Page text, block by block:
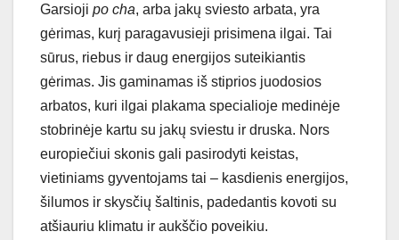
Garsioji po cha, arba jakų sviesto arbata, yra
gėrimas, kurį paragavusieji prisimena ilgai. Tai
sūrus, riebus ir daug energijos suteikiantis
gėrimas. Jis gaminamas iš stiprios juodosios
arbatos, kuri ilgai plakama specialioje medinėje
stobrinėje kartu su jakų sviestu ir druska. Nors
europiečiui skonis gali pasirodyti keistas,
vietiniams gyventojams tai – kasdienis energijos,
šilumos ir skysčių šaltinis, padedantis kovoti su
atšiauriu klimatu ir aukščio poveikiu.